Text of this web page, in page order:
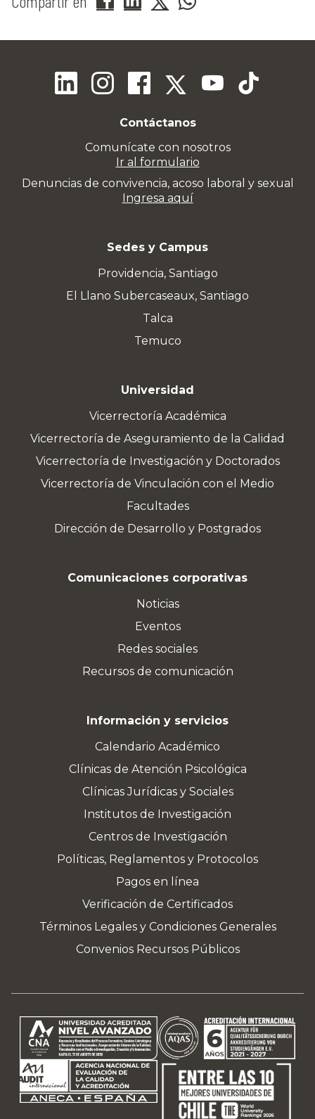
Contáctanos
Comunícate con nosotros
Ir al formulario
Denuncias de convivencia, acoso laboral y sexual
Ingresa aquí
Sedes y Campus
Providencia, Santiago
El Llano Subercaseaux, Santiago
Talca
Temuco
Universidad
Vicerrectoría Académica
Vicerrectoría de Aseguramiento de la Calidad
Vicerrectoría de Investigación y Doctorados
Vicerrectoría de Vinculación con el Medio
Facultades
Dirección de Desarrollo y Postgrados
Comunicaciones corporativas
Noticias
Eventos
Redes sociales
Recursos de comunicación
Información y servicios
Calendario Académico
Clínicas de Atención Psicológica
Clínicas Jurídicas y Sociales
Institutos de Investigación
Centros de Investigación
Políticas, Reglamentos y Protocolos
Pagos en línea
Verificación de Certificados
Términos Legales y Condiciones Generales
Convenios Recursos Públicos